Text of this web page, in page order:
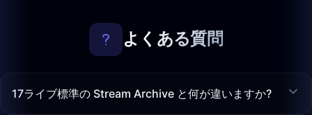
よくある質問
17ライブ標準の Stream Archive と何が違いますか?